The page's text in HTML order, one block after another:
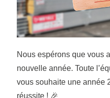
Nous espérons que vous
nouvelle année. Toute
vous souhaite une année
réussite ! 🎉